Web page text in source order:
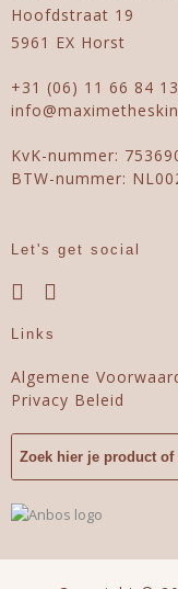
Hoofdstraat 19
5961 EX Horst
+31 (06) 11 66 84 13
KvK-nummer:
BTW-nummer:
Let's get social
Links
Algemene
Privacy Beleid